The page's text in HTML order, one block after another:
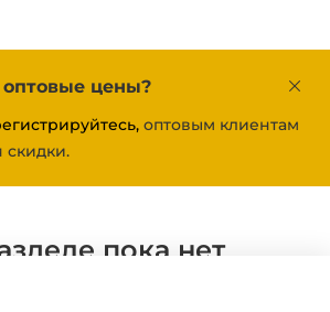
оптовые цены?
оптовым клиентам
скидки.
пока нет